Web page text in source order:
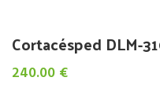
Cortacésped DLM-
240.00 €